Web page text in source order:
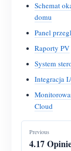
Schemat
domu
Panel
Raporty PV
System
Integracja
Cloud
Previous
4.17